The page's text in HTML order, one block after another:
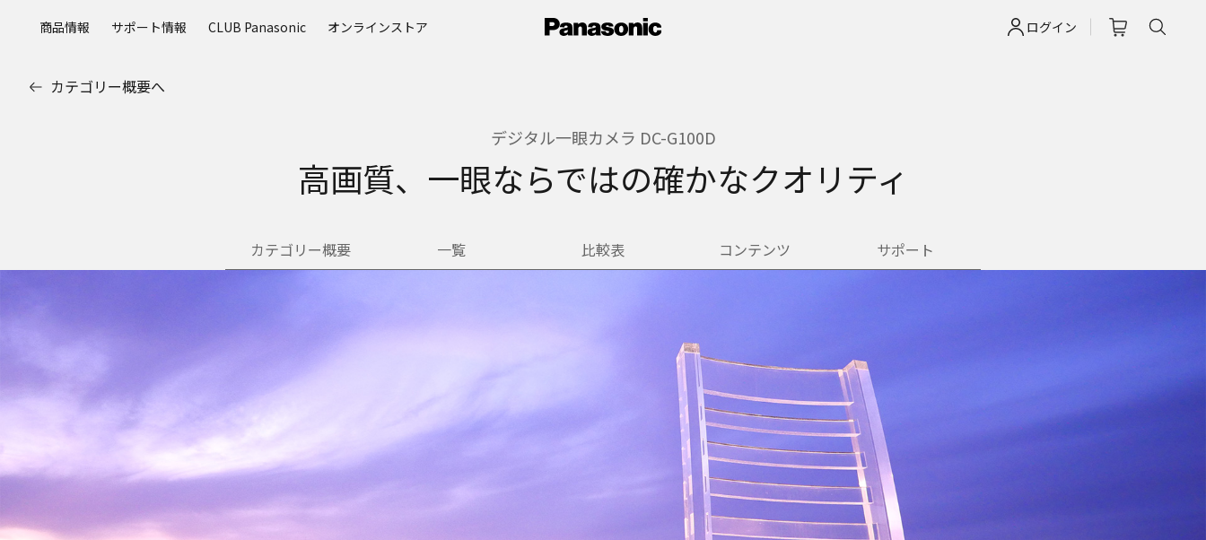
プ
ログイン
商品情報 サポート情報 CLUB Panasonic オンラインストア
カテゴリー概要へ
デジタル一眼カメラ DC-G100D
高画質、一眼ならではの確かなクオリティ
カテゴリー概要 一覧 比較表 コンテンツ サポート